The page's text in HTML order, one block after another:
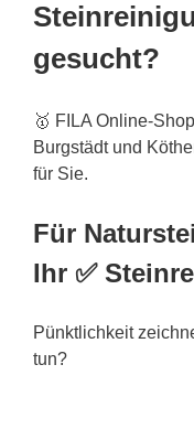
gesucht?
🥇 FILA Online-
Burgstädt und
für Sie.
Für
Ihr ✅
Pünktlichkeit
tun?